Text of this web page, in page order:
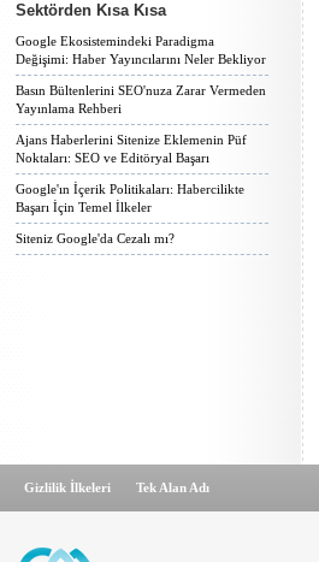
Sektörden Kısa Kısa
Google Ekosistemindeki Paradigma
Değişimi: Haber Yayıncılarını Neler Bekliyor
Basın Bültenlerini SEO'nuza Zarar Vermeden
Yayınlama Rehberi
Ajans Haberlerini Sitenize Eklemenin Püf
Noktaları: SEO ve Editöryal Başarı
Google'ın İçerik Politikaları: Habercilikte
Başarı İçin Temel İlkeler
Siteniz Google'da Cezalı mı?
Gizlilik İlkeleri Tek Alan Adı